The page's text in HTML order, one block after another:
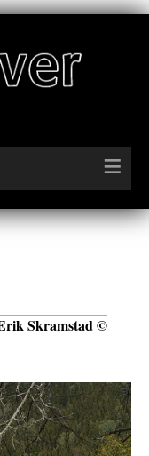
≡
Skramstad ©